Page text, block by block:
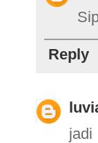
Reply